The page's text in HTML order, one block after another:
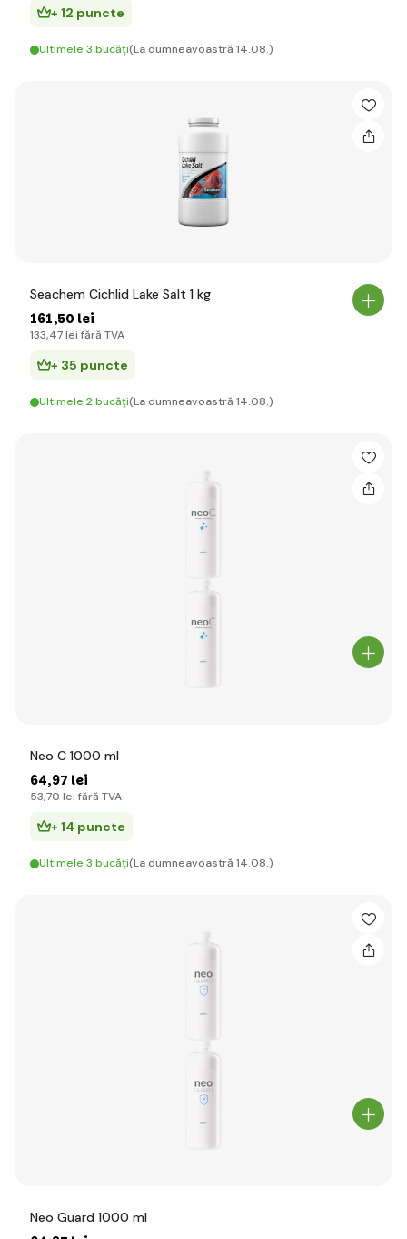
+ 12 puncte
Ultimele 3 bucăți(La dumneavoastră 14.08.)
Seachem Cichlid Lake Salt 1 kg
161,50 lei
133,47 lei fără TVA
+ 35 puncte
Ultimele 2 bucăți(La dumneavoastră 14.08.)
Neo C 1000 ml
64,97 lei
53,70 lei fără TVA
+ 14 puncte
Ultimele 3 bucăți(La dumneavoastră 14.08.)
Neo Guard 1000 ml